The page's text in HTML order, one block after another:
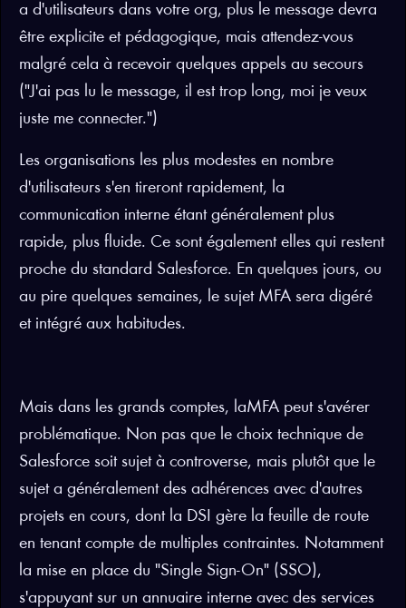
a d'utilisateurs dans votre org, plus le message devra
être explicite et pédagogique, mais attendez-vous
malgré cela à recevoir quelques appels au secours
("J'ai pas lu le message, il est trop long, moi je veux
juste me connecter.")
Les organisations les plus modestes en nombre
d'utilisateurs s'en tireront rapidement, la
communication interne étant généralement plus
rapide, plus fluide. Ce sont également elles qui restent
proche du standard Salesforce. En quelques jours, ou
au pire quelques semaines, le sujet MFA sera digéré
et intégré aux habitudes.
Mais dans les grands comptes, laMFA peut s'avérer
problématique. Non pas que le choix technique de
Salesforce soit sujet à controverse, mais plutôt que le
sujet a généralement des adhérences avec d'autres
projets en cours, dont la DSI gère la feuille de route
en tenant compte de multiples contraintes. Notamment
la mise en place du "Single Sign-On" (SSO),
s'appuyant sur un annuaire interne avec des services